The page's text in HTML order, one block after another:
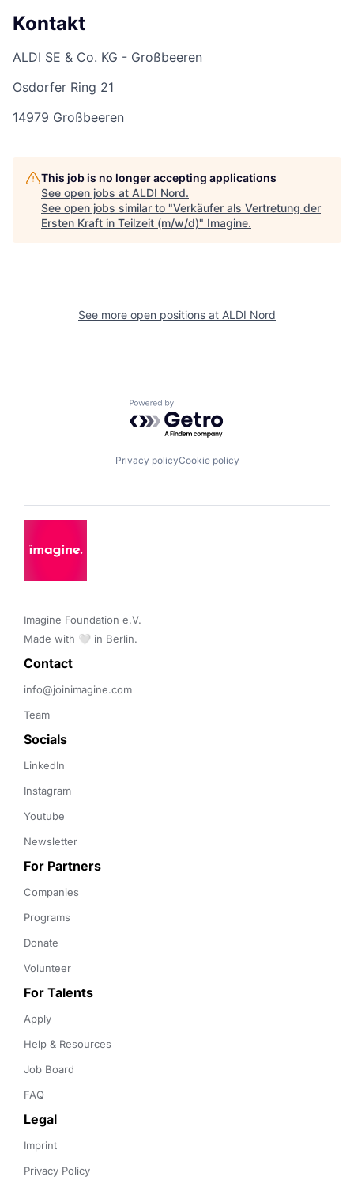
Kontakt
ALDI SE & Co. KG - Großbeeren
Osdorfer Ring 21
14979 Großbeeren
This job is no longer accepting applications
See open jobs at ALDI Nord.
See open jobs similar to "Verkäufer als Vertretung der
Ersten Kraft in Teilzeit (m/w/d)" Imagine.
See more open positions at ALDI Nord
Powered by Getro.com
Privacy policyCookie policy
Imagine Foundation e.V.
Made with 🤍 in Berlin.
Contact
info@joinimagine.com
Team
Socials
LinkedIn
Instagram
Youtube
Newsletter
For Partners
Companies
Programs
Donate
Volunteer
For Talents
Apply
Help & Resources
Job Board
FAQ
Legal
Imprint
Privacy Policy